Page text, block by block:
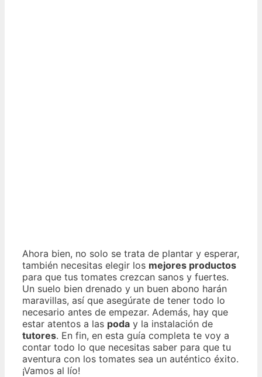
Ahora bien, no solo se trata de plantar y esperar,
también necesitas elegir los mejores productos
para que tus tomates crezcan sanos y fuertes.
Un suelo bien drenado y un buen abono harán
maravillas, así que asegúrate de tener todo lo
necesario antes de empezar. Además, hay que
estar atentos a las poda y la instalación de
tutores. En fin, en esta guía completa te voy a
contar todo lo que necesitas saber para que tu
aventura con los tomates sea un auténtico éxito.
¡Vamos al lío!